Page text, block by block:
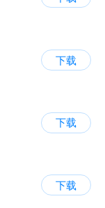
下载
下载
下载